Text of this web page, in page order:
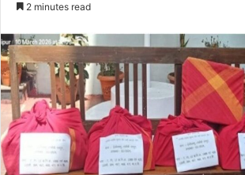
2 minutes read